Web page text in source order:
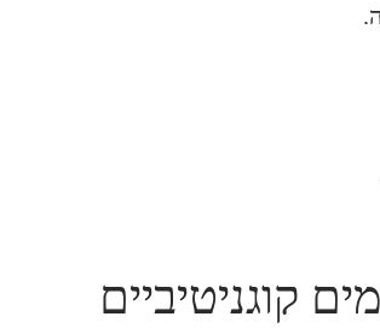
קוגניטיביים